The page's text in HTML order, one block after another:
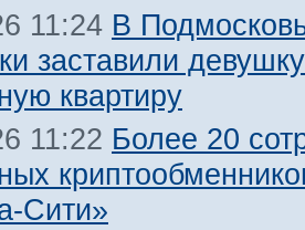
11:24 В
заставили
квартиру
11:22 Более 20
Сити»